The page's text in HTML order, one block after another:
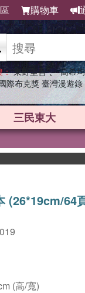
購物車
： 東野圭吾 、 高希
際布克獎 臺灣漫遊錄
三民東大
(26*19cm/64
(高/寬)